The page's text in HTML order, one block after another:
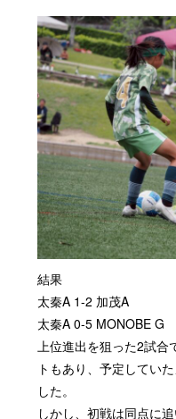
結果
太秦A 1-2 加茂A
太秦A 0-5 MONOBE G
上位進出を狙った2試
トもあり、予定してい
した。
しかし、初戦は同点に